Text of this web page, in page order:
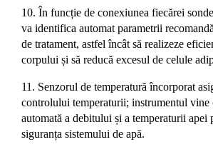
10. În funcție de conexiunea fiecărei
va identifica automat parametrii
de tratament, astfel încât să realizeze
corpului și să reducă excesul de celule
11. Senzorul de temperatură încorporat
controlului temperaturii; instrumentul vine
automată a debitului și a temperaturii apei
siguranța sistemului de apă.